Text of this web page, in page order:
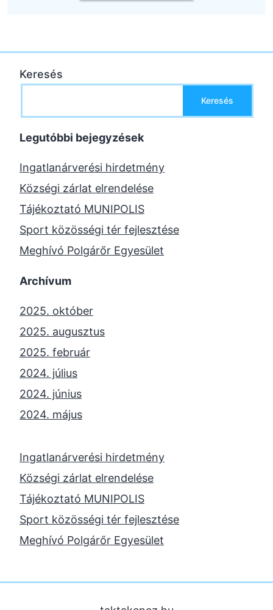
Keresés
Keresés
Legutóbbi bejegyzések
Ingatlanárverési hirdetmény
Községi zárlat elrendelése
Tájékoztató MUNIPOLIS
Sport közösségi tér fejlesztése
Meghívó Polgárőr Egyesület
Archívum
2025. október
2025. augusztus
2025. február
2024. július
2024. június
2024. május
2023. november
2023. október
2023. szeptember
2023. június
2023. február
2022. november
Ingatlanárverési hirdetmény
Községi zárlat elrendelése
Tájékoztató MUNIPOLIS
Sport közösségi tér fejlesztése
Meghívó Polgárőr Egyesület